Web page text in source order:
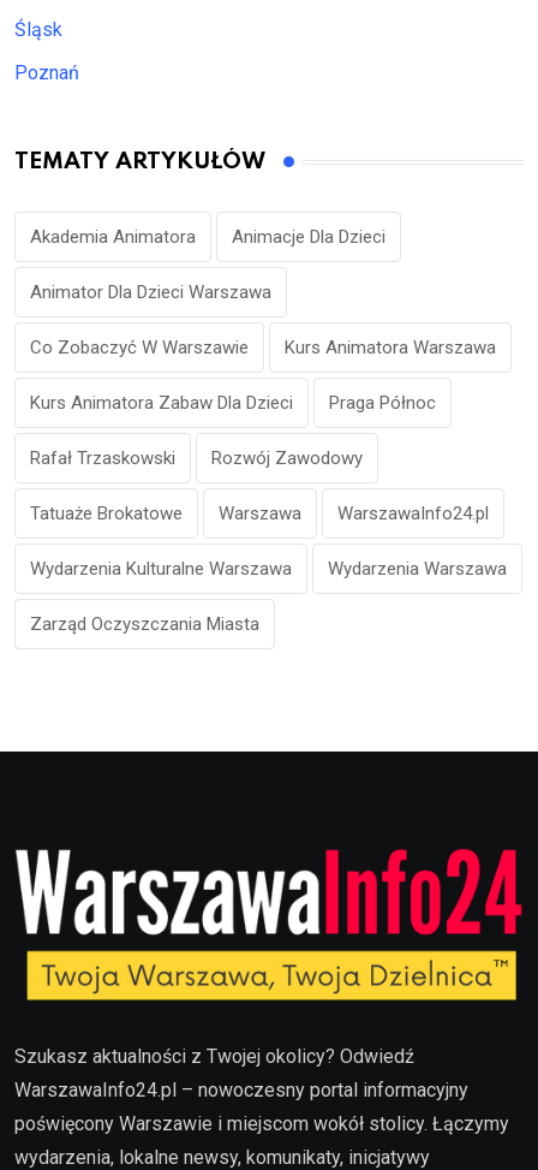
Śląsk
Poznań
TEMATY ARTYKUŁÓW
Akademia Animatora Animacje Dla Dzieci
Animator Dla Dzieci Warszawa
Co Zobaczyć W Warszawie Kurs Animatora Warszawa
Kurs Animatora Zabaw Dla Dzieci Praga Północ
Rafał Trzaskowski Rozwój Zawodowy
Tatuaże Brokatowe Warszawa WarszawaInfo24.pl
Wydarzenia Kulturalne Warszawa Wydarzenia Warszawa
Zarząd Oczyszczania Miasta
Szukasz aktualności z Twojej okolicy? Odwiedź
WarszawaInfo24.pl – nowoczesny portal informacyjny
poświęcony Warszawie i miejscom wokół stolicy. Łączymy
wydarzenia, lokalne newsy, komunikaty, inicjatywy